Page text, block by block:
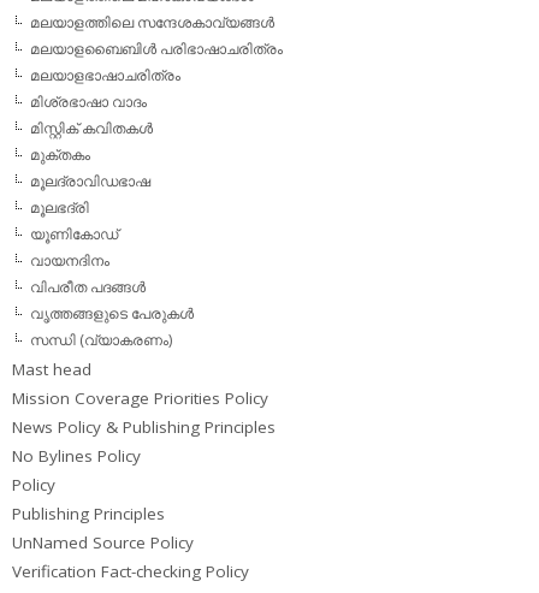
മലയാളത്തിലെ സന്ദേശകാവ്യങ്ങള്‍
മലയാളബൈബിള്‍ പരിഭാഷാചരിത്രം
മലയാളഭാഷാചരിത്രം
മിശ്രഭാഷാ വാദം
മിസ്റ്റിക് കവിതകള്‍
മുക്തകം
മൂലദ്രാവിഡഭാഷ
മൂലഭദ്രി
യൂണികോഡ്
വായനദിനം
വിപരീത പദങ്ങള്‍
വൃത്തങ്ങളുടെ പേരുകള്‍
സന്ധി (വ്യാകരണം)
Mast head
Mission Coverage Priorities Policy
News Policy & Publishing Principles
No Bylines Policy
Policy
Publishing Principles
UnNamed Source Policy
Verification Fact-checking Policy